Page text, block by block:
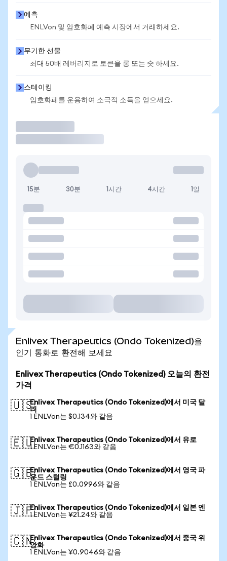
예측
ENLVon 및 암호화폐 예측 시장에서 거래하세요.
무기한 선물
최대 50배 레버리지로 토큰을 롱 또는 숏 하세요.
스테이킹
암호화폐를 운용하여 소극적 소득을 얻으세요.
15분 30분 1시간 4시간 1일
Enlivex Therapeutics (Ondo Tokenized)을
인기 통화로 환전해 보세요
Enlivex Therapeutics (Ondo Tokenized) 오늘의 환전
가격
🇺🇸Enlivex Therapeutics (Ondo Tokenized)에서 미국 달
러
1 ENLVon는 $0.134와 같음
🇪🇺Enlivex Therapeutics (Ondo Tokenized)에서 유로
1 ENLVon는 €0.1163와 같음
🇬🇧Enlivex Therapeutics (Ondo Tokenized)에서 영국 파
운드 스털링
1 ENLVon는 £0.0996와 같음
🇯🇵Enlivex Therapeutics (Ondo Tokenized)에서 일본 엔
1 ENLVon는 ¥21.24와 같음
🇨🇳Enlivex Therapeutics (Ondo Tokenized)에서 중국 위
안화
1 ENLVon는 ¥0.9046와 같음